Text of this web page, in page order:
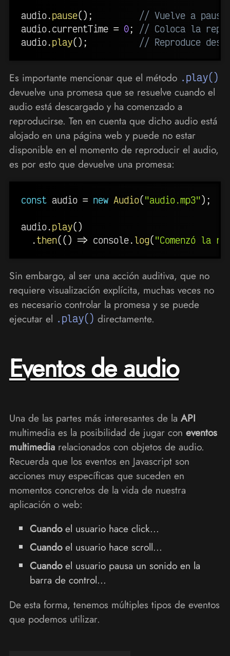
audio.pause() ;
// Vuelve a
audio.currentTime = 0;
// Coloca la
audio.play() ; // Reproduce
Es importante mencionar que el método .play()
devuelve una promesa que se resuelve cuando el
audio está descargado y ha comenzado a
reproducirse. Ten en cuenta que dicho audio está
alojado en una página web y puede no estar
disponible en el momento de reproducir el audio,
es por esto que devuelve una promesa:
const audio = new Audio("audio.mp3") ;
audio.play()
.then(() => console. log("Comenzó la
Sin embargo, al ser una acción auditiva, que no
requiere visualización explícita, muchas veces no
es necesario controlar la promesa y se puede
ejecutar el .play() directamente.
Eventos de audio
Una de las partes más interesantes de la API
multimedia es la posibilidad de jugar con eventos
multimediarelacionados con objetos de audio.
Recuerda que los eventos en Javascript son
acciones muy específicas que suceden en
momentos concretos de la vida de nuestra
aplicación o web:
Cuandoel usuario hace click...
Cuandoel usuario hace scroll...
Cuandoel usuario pausa un sonido en la
barra de control...
De esta forma, tenemos múltiples tipos de eventos
que podemos utilizar.